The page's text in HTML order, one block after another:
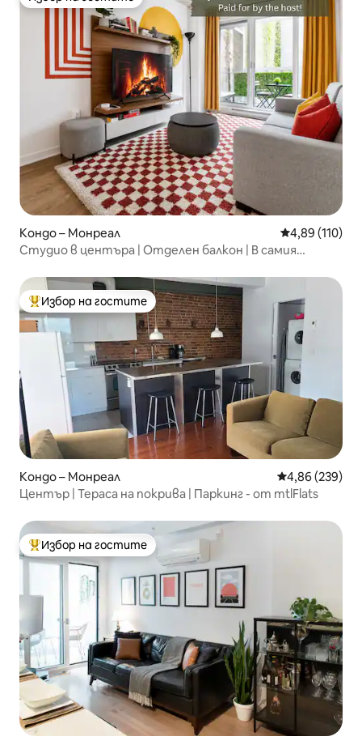
Избор на гостите
Кондо – Монреал Средна
4,89 (110)
Студио в центъра | Отделен балкон | В самия
Най-популярен избор на гостите
Избор на гостите
Кондо – Монреал Средна
4,86 (239)
Център | Тераса на покрива | Паркинг - от mtlFlats
Най-популярен избор на гостите
Избор на гостите